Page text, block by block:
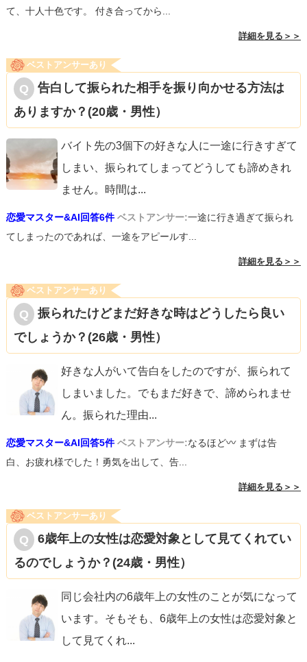
て、十人十色です。 付き合ってから...
詳細を見る＞＞
ベストアンサーあり
告白して振られた相手を振り向かせる方法は
ありますか？(20歳・男性）
バイト先の3個下の好きな人に一途に行きすぎて
しまい、振られてしまってどうしても諦めきれ
ません。時間は...
恋愛マスター&AI回答6件 ベストアンサー:一途に行き過ぎて振られ
てしまったのであれば、一途をアピールす...
詳細を見る＞＞
ベストアンサーあり
振られたけどまだ好きな時はどうしたら良い
でしょうか？(26歳・男性）
好きな人がいて告白をしたのですが、振られて
しまいました。でもまだ好きで、諦められませ
ん。振られた理由...
恋愛マスター&AI回答5件 ベストアンサー:なるほど〰︎ まずは告
白、お疲れ様でした！勇気を出して、告...
詳細を見る＞＞
ベストアンサーあり
6歳年上の女性は恋愛対象として見てくれてい
るのでしょうか？(24歳・男性）
同じ会社内の6歳年上の女性のことが気になって
います。そもそも、6歳年上の女性は恋愛対象と
して見てくれ...